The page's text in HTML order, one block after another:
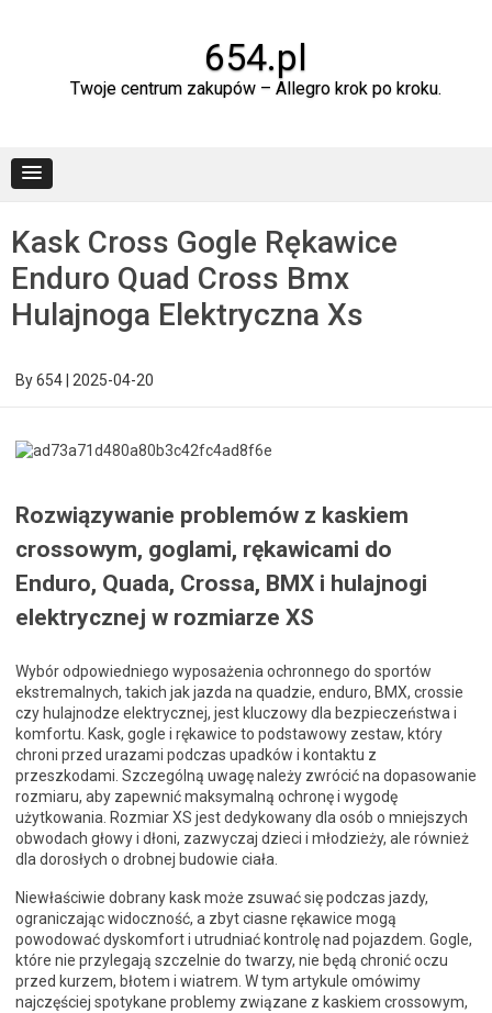
654.pl
Twoje centrum zakupów – Allegro krok po kroku.
Kask Cross Gogle Rękawice
Enduro Quad Cross Bmx
Hulajnoga Elektryczna Xs
By654 2025-04-20
Rozwiązywanie problemów z kaskiem
crossowym, goglami, rękawicami do
Enduro, Quada, Crossa, BMX i hulajnogi
elektrycznej w rozmiarze XS
Wybór odpowiedniego wyposażenia ochronnego do sportów
ekstremalnych, takich jak jazda na quadzie, enduro, BMX, crossie
czy hulajnodze elektrycznej, jest kluczowy dla bezpieczeństwa i
komfortu. Kask, gogle i rękawice to podstawowy zestaw, który
chroni przed urazami podczas upadków i kontaktu z
przeszkodami. Szczególną uwagę należy zwrócić na dopasowanie
rozmiaru, aby zapewnić maksymalną ochronę i wygodę
użytkowania. Rozmiar XS jest dedykowany dla osób o mniejszych
obwodach głowy i dłoni, zazwyczaj dzieci i młodzieży, ale również
dla dorosłych o drobnej budowie ciała.
Niewłaściwie dobrany kask może zsuwać się podczas jazdy,
ograniczając widoczność, a zbyt ciasne rękawice mogą
powodować dyskomfort i utrudniać kontrolę nad pojazdem. Gogle,
które nie przylegają szczelnie do twarzy, nie będą chronić oczu
przed kurzem, błotem i wiatrem. W tym artykule omówimy
najczęściej spotykane problemy związane z kaskiem crossowym,